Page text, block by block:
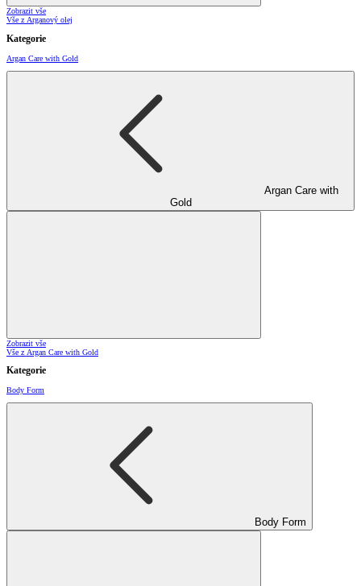
Zobrazit vše
Vše z Arganový olej
Kategorie
Argan Care with Gold
Argan Care with
Gold
Zobrazit vše
Vše z Argan Care with Gold
Kategorie
Body Form
Body Form